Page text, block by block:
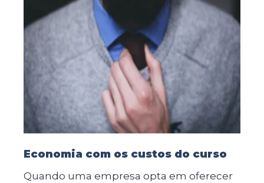
Economia com os custos do curso
Quando uma empresa opta em oferecer